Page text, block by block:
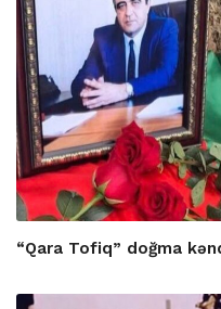
“Qara Tofiq” doğma